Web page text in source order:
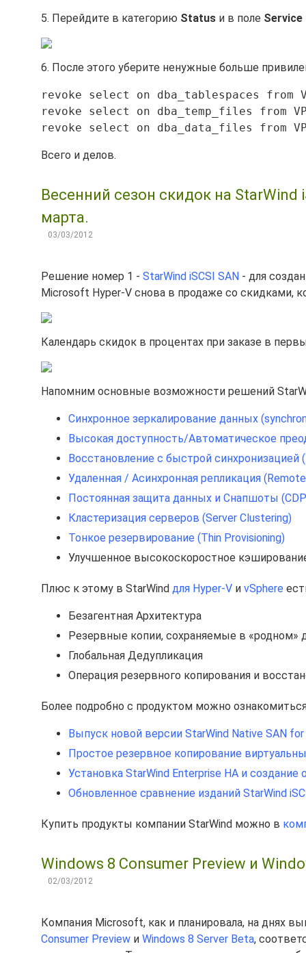
5. Перейдите в категорию Status и в поле
6. После этого уберите ненужные больше
revoke select on dba_tablespaces from
revoke select on dba_temp_files from
revoke select on dba_data_files from
Всего и делов.
Весенний сезон скидок на StarWind
марта.
03/03/2012
Решение номер 1 - StarWind iSCSI SAN - для
Microsoft Hyper-V снова в продаже со
Календарь скидок в процентах при заказе в
Напомним основные возможности решений
Синхронное зеркалирование данных
Высокая доступность/Автоматическое
Восстановление с быстрой синхронизацией
Удаленная / Асинхронная репликация
Постоянная защита данных и Снапшоты
Кластеризация серверов (Server Clustering)
Тонкое резервирование (Thin Provisioning)
Улучшенное высокоскоростное
Плюс к этому в StarWind для Hyper-V и vSphere
Безагентная Архитектура
Резервные копии, сохраняемые в «родном»
Глобальная Дедупликация
Операция резервного копирования и
Более подробно с продуктом можно
Выпуск новой версии StarWind Native SAN for
Простое резервное копирование
Установка StarWind Enterprise HA и создание
Обновленное сравнение изданий StarWind
Купить продукты компании StarWind можно в
Windows 8 Consumer Preview и
02/03/2012
Компания Microsoft, как и планировала, на днях
Consumer Preview и Windows 8 Server Beta,